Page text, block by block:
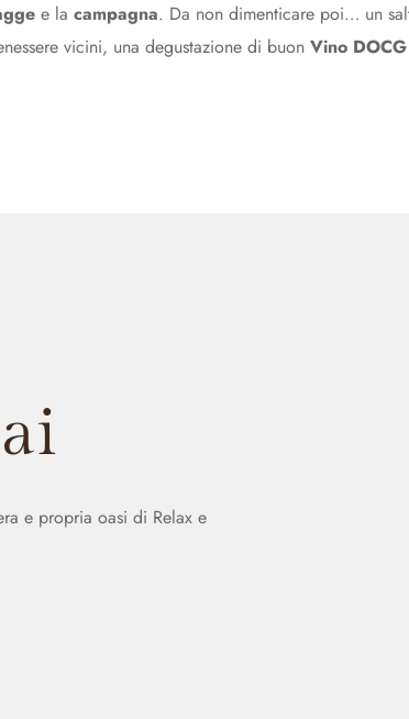
e la campagna. Da non dimenticare poi… un
vicini, una degustazione di buon Vino DOCG
e propria oasi di Relax e